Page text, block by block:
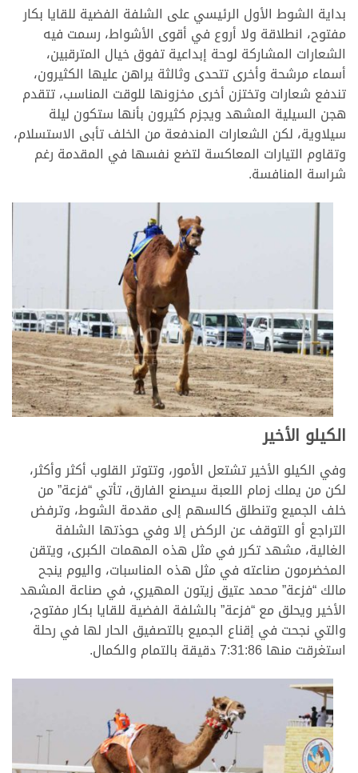
بداية الشوط الأول الرئيسي على الشلفة الفضية للقايا بكار
مفتوح، انطلاقة ولا أروع في أقوى الأشواط، رسمت فيه
الشعارات المشاركة لوحة إبداعية تفوق خيال المترقبين،
أسماء مرشحة وأخرى تتحدى وثالثة يراهن عليها الكثيرون،
تندفع شعارات وتختزن أخرى مخزونها للوقت المناسب، تتقدم
هجن السيلية المشهد ويجزم كثيرون بأنها ستكون ليلة
سيلاوية، لكن الشعارات المندفعة من الخلف تأبى الاستسلام،
وتقاوم التيارات المعاكسة لتضع نفسها في المقدمة رغم
شراسة المنافسة.
الكيلو الأخير
وفي الكيلو الأخير تشتعل الأمور، وتتوتر القلوب أكثر وأكثر،
لكن من يملك زمام اللعبة سيصنع الفارق، تأتي “فزعة” من
خلف الجميع وتنطلق كالسهم إلى مقدمة الشوط، وترفض
التراجع أو التوقف عن الركض إلا وفي حوذتها الشلفة
الغالية، مشهد تكرر في مثل هذه المهمات الكبرى، ويتقن
المخضرمون صناعته في مثل هذه المناسبات، واليوم ينجح
مالك “فزعة” محمد عتيق زيتون المهيري، في صناعة المشهد
الأخير ويحلق مع “فزعة” بالشلفة الفضية للقايا بكار مفتوح،
والتي نجحت في إقناع الجميع بالتصفيق الحار لها في رحلة
استغرقت منها 7:31:86 دقيقة بالتمام والكمال.